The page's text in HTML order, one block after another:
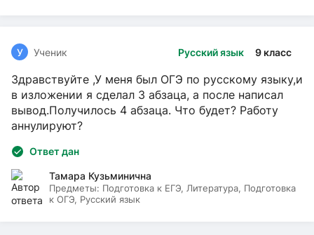
Русский язык 9 класс
У Ученик
Здравствуйте ,У меня был ОГЭ по русскому языку,и
в изложении я сделал 3 абзаца, а после написал
вывод.Получилось 4 абзаца. Что будет? Работу
аннулируют?
Ответ дан
Тамара Кузьминична
Предметы: Подготовка к ЕГЭ, Литература, Подготовка
к ОГЭ, Русский язык